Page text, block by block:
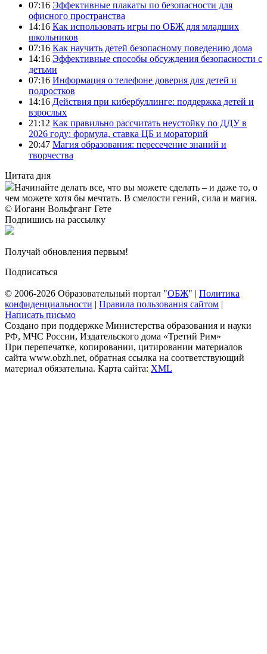
07:16 Эффективные плакаты по безопасности для
офисного пространства
14:16 Как использовать игры по ОБЖ для младших
школьников
07:16 Как научить детей безопасному поведению дома
14:16 Эффективные способы обсуждения безопасности с
детьми
07:16 Информация о телефоне доверия для детей и
подростков
14:16 Действия при кибербуллинге: поддержка детей и
взрослых
21:12 Как правильно рассчитать неустойку по ДДУ в
2026 году: формула, ставка ЦБ и мораторий
20:47 Магия образования: пересечение знаний и
творчества
Цитата дня
Начинайте делать все, что вы можете сделать – и даже то, о
чем можете хотя бы мечтать. В смелости гений, сила и магия.
© Иоганн Вольфганг Гете
Подпишись на рассылку
Получай обновления первым!
Подписаться
© 2006-2026 Образовательный портал "ОБЖ" | Политика
конфиденциальности | Правила пользования сайтом |
Написать письмо
Создано при поддержке Министерства образования и науки
РФ, МЧС России, Издательского дома «Третий Рим»
При перепечатке, копировании, цитировании материалов
сайта www.obzh.net, обратная ссылка на соответствующий
материал обязательна. Карта сайта: XML